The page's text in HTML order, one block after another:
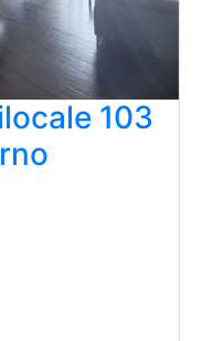
103